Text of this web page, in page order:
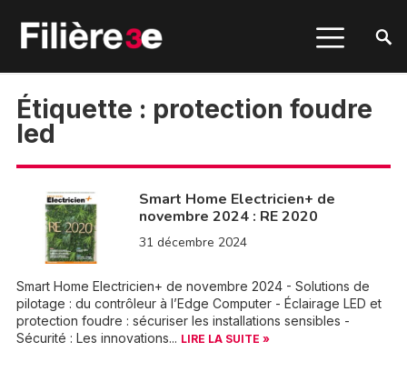
Étiquette : protection foudre
led
Smart Home Electricien+ de
novembre 2024 : RE 2020
31 décembre 2024
Smart Home Electricien+ de novembre 2024 - Solutions de
pilotage : du contrôleur à l’Edge Computer - Éclairage LED et
protection foudre : sécuriser les installations sensibles -
Sécurité : Les innovations... LIRE LA SUITE »